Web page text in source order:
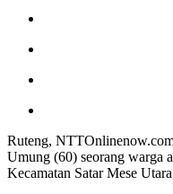
Ruteng,
Umung (60) seorang warga
Kecamatan Satar Mese